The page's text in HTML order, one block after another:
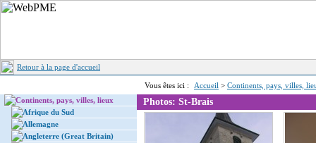
Retour à la page d'accueil
Vous êtes ici : Accueil > Continents, pays, villes,
Continents, pays, villes, lieux
Afrique du Sud
Allemagne
Angleterre (Great Britain)
Photos: St-Brais